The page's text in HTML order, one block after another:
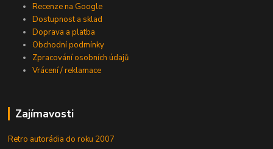
Recenze na Google
Dostupnost a sklad
Doprava a platba
Obchodní podmínky
Zpracování osobních údajů
Vrácení / reklamace
Zajímavosti
Retro autorádia do roku 2007